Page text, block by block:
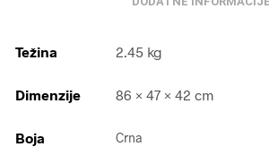
Težina 2.45 kg
Dimenzije 86 × 47 × 42 cm
Boja Crna